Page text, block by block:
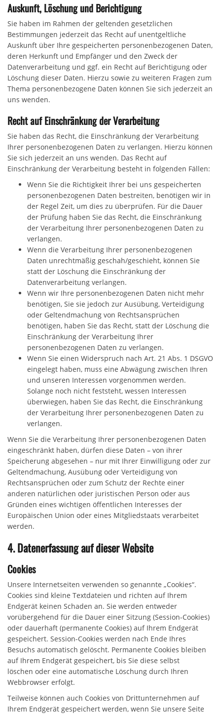
Auskunft, Löschung und Berichtigung
Sie haben im Rahmen der geltenden gesetzlichen
Bestimmungen jederzeit das Recht auf unentgeltliche
Auskunft über Ihre gespeicherten personenbezogenen Daten,
deren Herkunft und Empfänger und den Zweck der
Datenverarbeitung und ggf. ein Recht auf Berichtigung oder
Löschung dieser Daten. Hierzu sowie zu weiteren Fragen zum
Thema personenbezogene Daten können Sie sich jederzeit an
uns wenden.
Recht auf Einschränkung der Verarbeitung
Sie haben das Recht, die Einschränkung der Verarbeitung
Ihrer personenbezogenen Daten zu verlangen. Hierzu können
Sie sich jederzeit an uns wenden. Das Recht auf
Einschränkung der Verarbeitung besteht in folgenden Fällen:
Wenn Sie die Richtigkeit Ihrer bei uns gespeicherten
personenbezogenen Daten bestreiten, benötigen wir in
der Regel Zeit, um dies zu überprüfen. Für die Dauer
der Prüfung haben Sie das Recht, die Einschränkung
der Verarbeitung Ihrer personenbezogenen Daten zu
verlangen.
Wenn die Verarbeitung Ihrer personenbezogenen
Daten unrechtmäßig geschah/geschieht, können Sie
statt der Löschung die Einschränkung der
Datenverarbeitung verlangen.
Wenn wir Ihre personenbezogenen Daten nicht mehr
benötigen, Sie sie jedoch zur Ausübung, Verteidigung
oder Geltendmachung von Rechtsansprüchen
benötigen, haben Sie das Recht, statt der Löschung die
Einschränkung der Verarbeitung Ihrer
personenbezogenen Daten zu verlangen.
Wenn Sie einen Widerspruch nach Art. 21 Abs. 1 DSGVO
eingelegt haben, muss eine Abwägung zwischen Ihren
und unseren Interessen vorgenommen werden.
Solange noch nicht feststeht, wessen Interessen
überwiegen, haben Sie das Recht, die Einschränkung
der Verarbeitung Ihrer personenbezogenen Daten zu
verlangen.
Wenn Sie die Verarbeitung Ihrer personenbezogenen Daten
eingeschränkt haben, dürfen diese Daten – von ihrer
Speicherung abgesehen – nur mit Ihrer Einwilligung oder zur
Geltendmachung, Ausübung oder Verteidigung von
Rechtsansprüchen oder zum Schutz der Rechte einer
anderen natürlichen oder juristischen Person oder aus
Gründen eines wichtigen öffentlichen Interesses der
Europäischen Union oder eines Mitgliedstaats verarbeitet
werden.
4. Datenerfassung auf dieser Website
Cookies
Unsere Internetseiten verwenden so genannte „Cookies“.
Cookies sind kleine Textdateien und richten auf Ihrem
Endgerät keinen Schaden an. Sie werden entweder
vorübergehend für die Dauer einer Sitzung (Session-Cookies)
oder dauerhaft (permanente Cookies) auf Ihrem Endgerät
gespeichert. Session-Cookies werden nach Ende Ihres
Besuchs automatisch gelöscht. Permanente Cookies bleiben
auf Ihrem Endgerät gespeichert, bis Sie diese selbst
löschen oder eine automatische Löschung durch Ihren
Webbrowser erfolgt.
Teilweise können auch Cookies von Drittunternehmen auf
Ihrem Endgerät gespeichert werden, wenn Sie unsere Seite